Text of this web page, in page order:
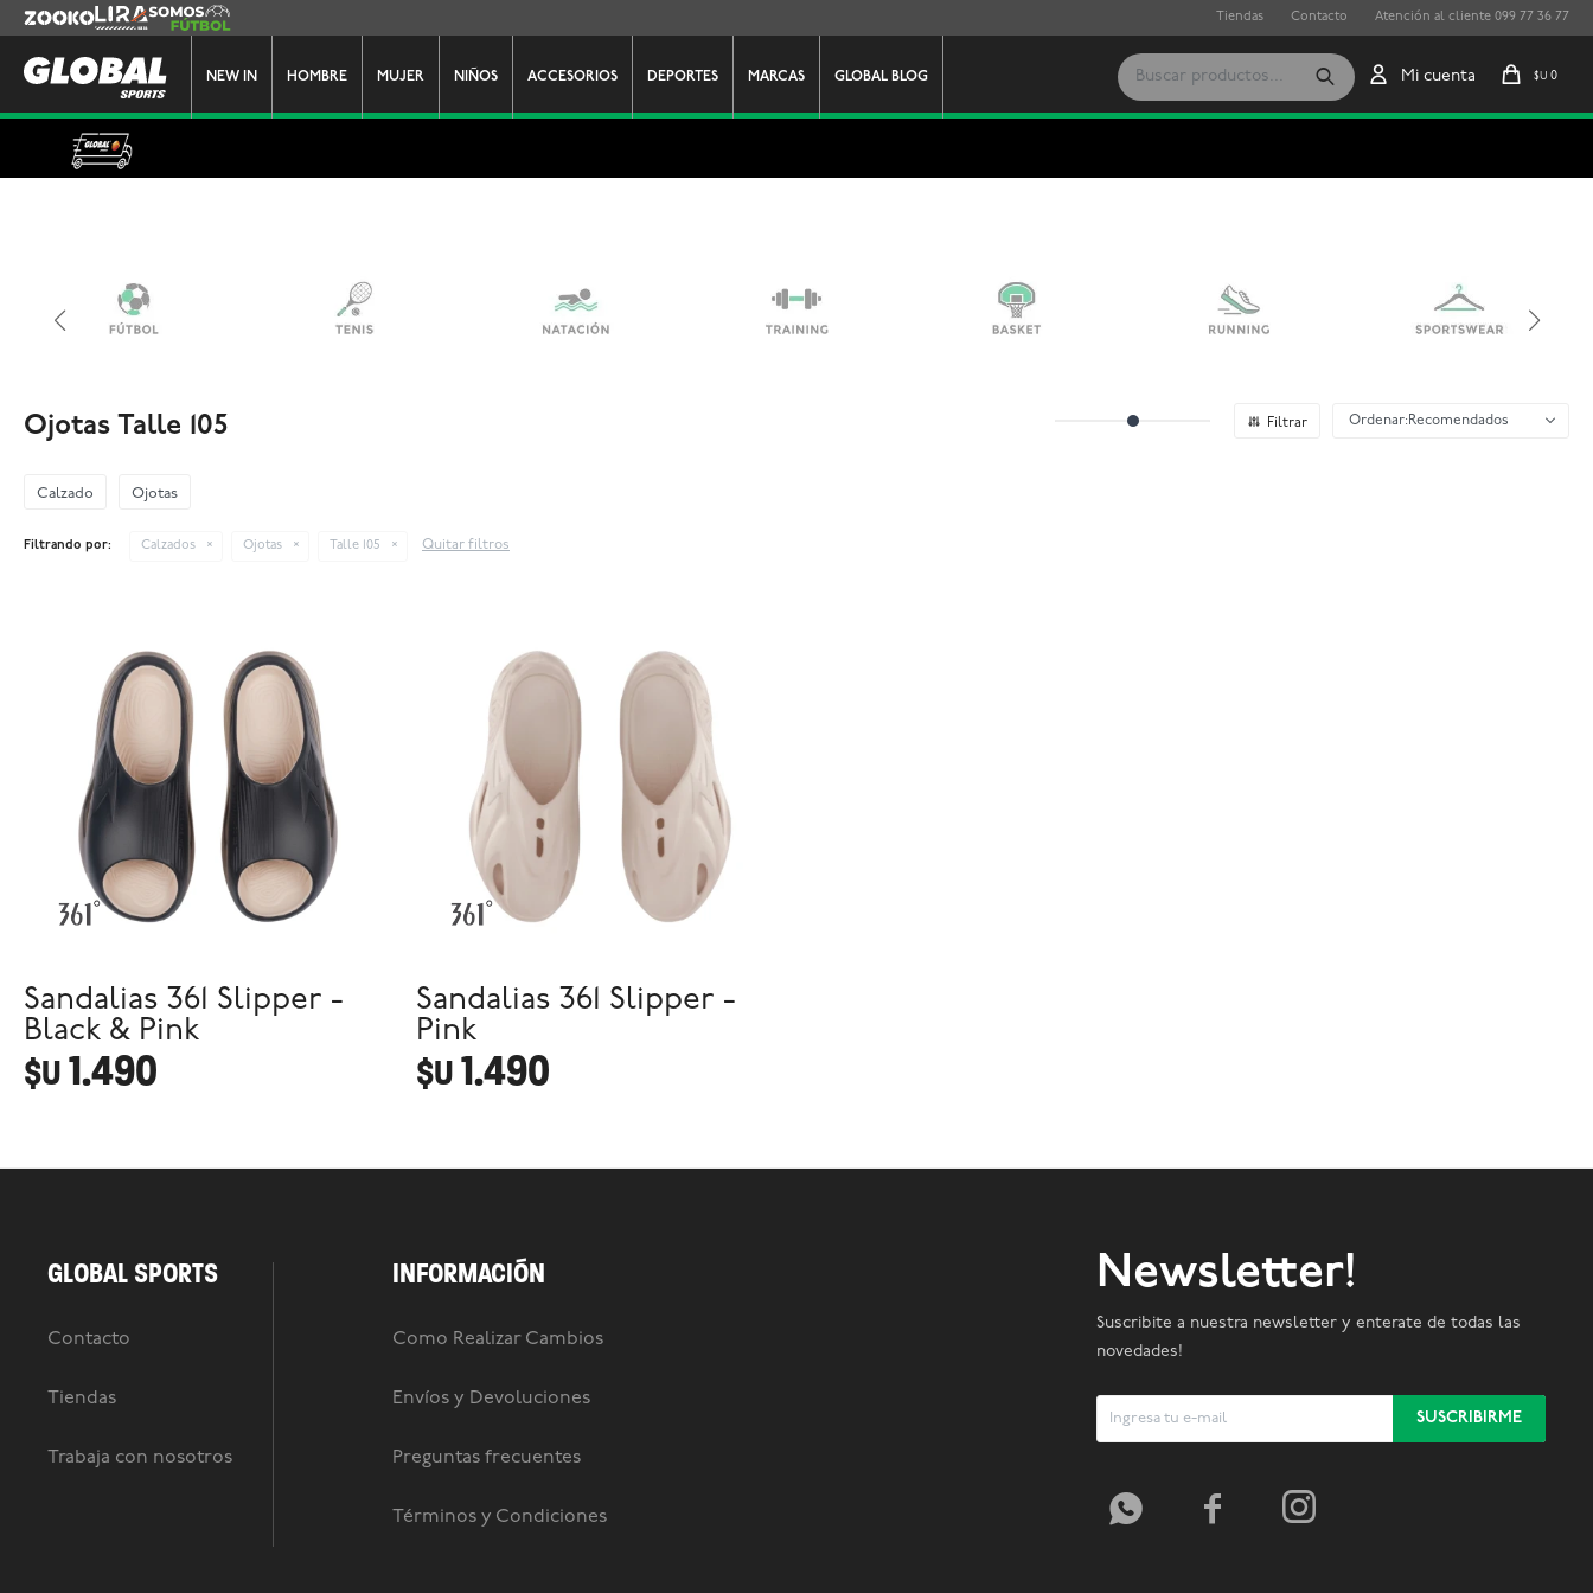
NEW IN HOMBRE MUJER NIÑOS ACCESORIOS DEPORTES MARCAS GLOBAL BLOG $U 0
Zooko Lira Somos Futbol Tiendas Contacto Atención al cliente 099 77 36 77
Ojotas Talle 105 Recomendados
Calzado Ojotas
Filtrando por: Calzados Ojotas Talle 105 Quitar filtros
Sandalias 361 Slipper -
Black & Pink
$U1.490
Sandalias 361 Slipper -
Pink
$U1.490
GLOBAL SPORTS
Contacto
Tiendas
Trabaja con nosotros
INFORMACIÓN
Como Realizar Cambios
Envíos y Devoluciones
Preguntas frecuentes
Términos y Condiciones
Newsletter!
Suscribite a nuestra newsletter y enterate de todas las
novedades!
SUSCRIBIRME
  